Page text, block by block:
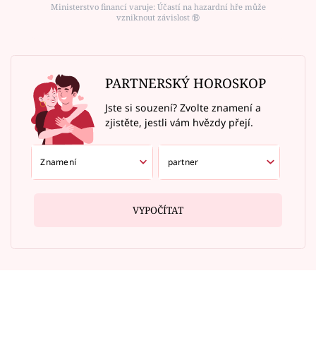
Ministerstvo financí varuje: Účastí na hazardní hře může
vzniknout závislost ⑱
PARTNERSKÝ HOROSKOP
Jste si souzení? Zvolte znamení a
zjistěte, jestli vám hvězdy přejí.
VYPOČÍTAT